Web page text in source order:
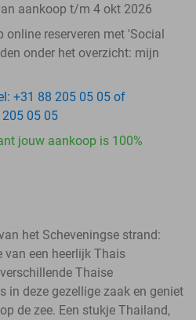
aankoop t/m 4 okt 2026
online reserveren met 'Social
onder het overzicht: mijn
+31 88 205 05 05 of
05 05
jouw aankoop is 100%
het Scheveningse strand:
van een heerlijk Thais
Thaise
in deze gezellige zaak en geniet
de zee. Een stukje Thailand,